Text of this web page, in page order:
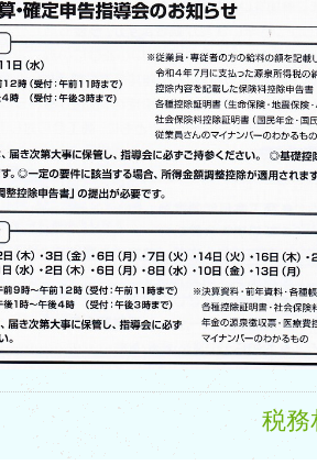
税務